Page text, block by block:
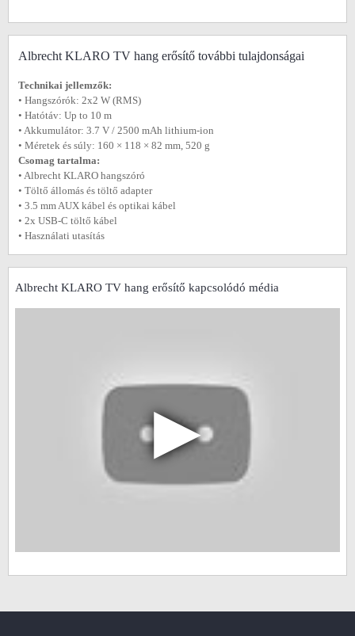
Albrecht KLARO TV hang erősítő további tulajdonságai
Technikai jellemzők:
• Hangszórók: 2x2 W (RMS)
• Hatótáv: Up to 10 m
• Akkumulátor: 3.7 V / 2500 mAh lithium-ion
• Méretek és súly: 160 × 118 × 82 mm, 520 g
Csomag tartalma:
• Albrecht KLARO hangszóró
• Töltő állomás és töltő adapter
• 3.5 mm AUX kábel és optikai kábel
• 2x USB-C töltő kábel
• Használati utasítás
Albrecht KLARO TV hang erősítő kapcsolódó média
▶